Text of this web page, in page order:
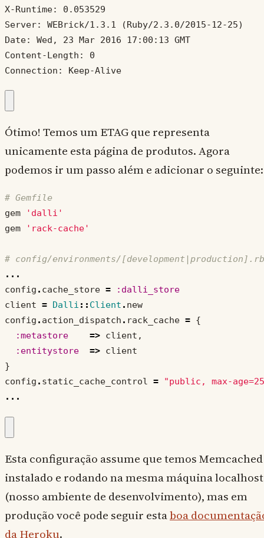
X-Runtime: 0.053529
Server: WEBrick/1.3.1 (Ruby/2.3.0/2015-12-25)
Date: Wed, 23 Mar 2016 17:00:13 GMT
Content-Length: 0
Connection: Keep-Alive
Ótimo! Temos um ETAG que representa
unicamente esta página de produtos. Agora
podemos ir um passo além e adicionar o seguinte:
# Gemfile
gem
'dalli'
gem
'rack-cache'
# config/environments/[development|production].rb
...
config . cache_store =
:dalli_store
client = Dalli :: Client . new
config . action_dispatch . rack_cache = {
:metastore
=> client ,
:entitystore
=> client
}
config . static_cache_control =
"public, max-
...
Esta configuração assume que temos Memcached
instalado e rodando na mesma máquina localhost
(nosso ambiente de desenvolvimento), mas em
produção você pode seguir estaboa
da Heroku.